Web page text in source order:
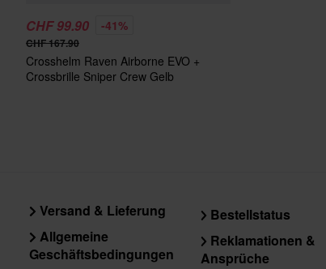
CHF 99.90 -41%
CHF 167.90
Crosshelm Raven Airborne EVO +
Crossbrille Sniper Crew Gelb
Versand & Lieferung
Allgemeine
Geschäftsbedingungen
Bestellstatus
Reklamationen &
Ansprüche